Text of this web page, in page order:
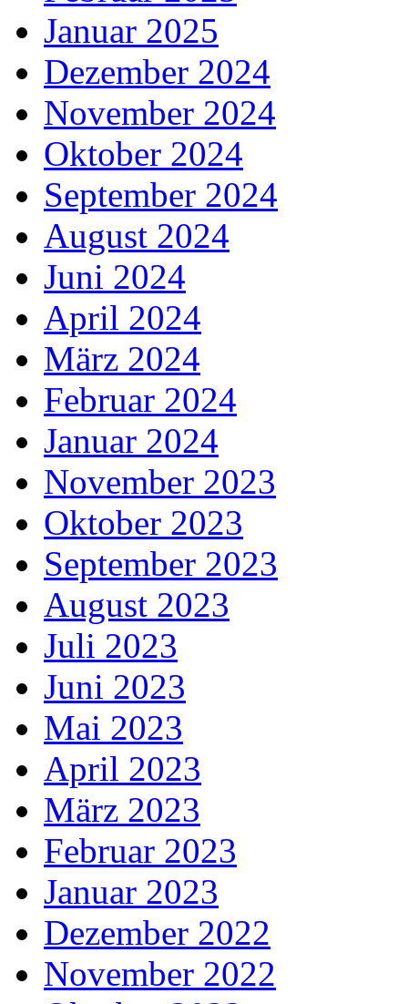
Januar 2025
Dezember 2024
November 2024
Oktober 2024
September 2024
August 2024
Juni 2024
April 2024
März 2024
Februar 2024
Januar 2024
November 2023
Oktober 2023
September 2023
August 2023
Juli 2023
Juni 2023
Mai 2023
April 2023
März 2023
Februar 2023
Januar 2023
Dezember 2022
November 2022